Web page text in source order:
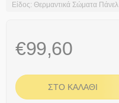
Είδος: Θερμαντικά Σώματα Πάνελ
€99,60
ΣΤΟ ΚΑΛΆΘΙ